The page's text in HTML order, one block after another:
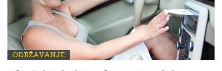
ODRŽAVANJE